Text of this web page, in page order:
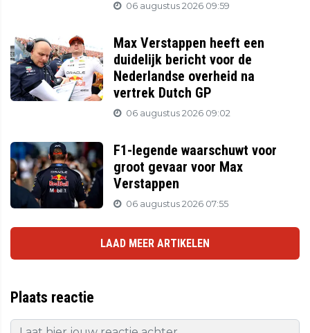
06 augustus 2026 09:59
Max Verstappen heeft een
duidelijk bericht voor de
Nederlandse overheid na
vertrek Dutch GP
06 augustus 2026 09:02
F1-legende waarschuwt voor
groot gevaar voor Max
Verstappen
06 augustus 2026 07:55
LAAD MEER ARTIKELEN
Plaats reactie